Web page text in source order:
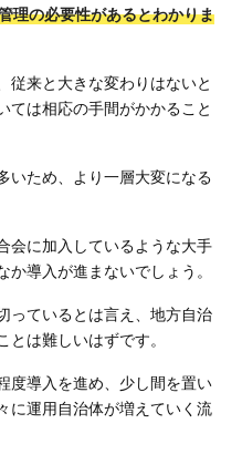
理の必要性があるとわかりま
従来と大きな変わりはないと
ては相応の手間がかかること
いため、より一層大変になる
会に加入しているような大手
導入が進まないでしょう。
っているとは言え、地方自治
は難しいはずです。
度導入を進め、少し間を置い
に運用自治体が増えていく流